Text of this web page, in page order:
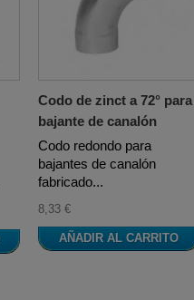
Codo de zinct a 72° para
bajante de canalón
Codo redondo para
bajantes de canalón
fabricado...
8,33 €
AÑADIR AL CARRITO